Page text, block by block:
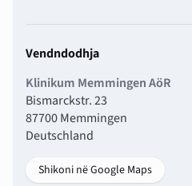
Vendndodhja
Klinikum Memmingen AöR
Bismarckstr. 23
87700 Memmingen
Deutschland
Shikoni në Google Maps